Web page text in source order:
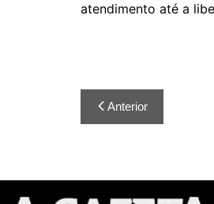
atendimento até a
Anterior